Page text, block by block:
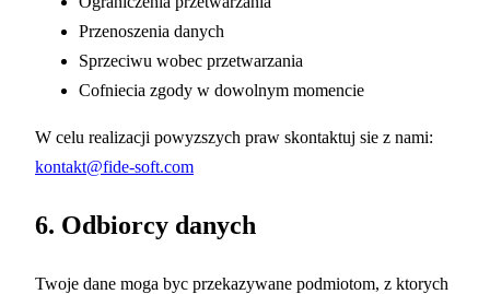
Przenoszenia danych
Sprzeciwu wobec przetwarzania
Cofniecia zgody w dowolnym momencie
W celu realizacji powyzszych praw skontaktuj sie z nami:
kontakt@fide-soft.com
6. Odbiorcy danych
Twoje dane moga byc przekazywane podmiotom, z ktorych